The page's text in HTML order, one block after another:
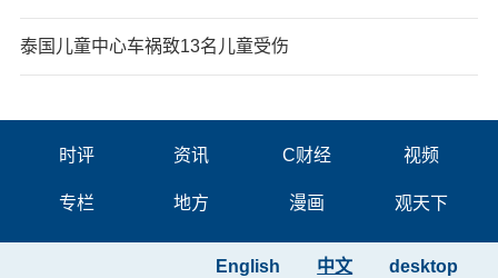
泰国儿童中心车祸致13名儿童受伤
时评 资讯 C财经 视频
专栏 地方 漫画 观天下
desktop
中文
English